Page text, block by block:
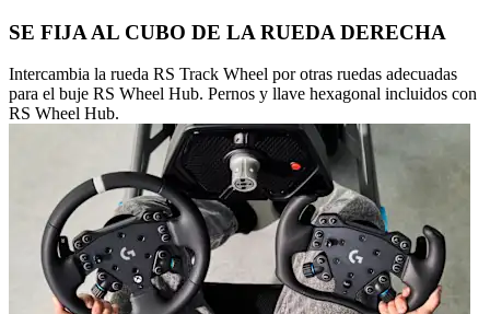
SE FIJA AL CUBO DE LA RUEDA DERECHA
Intercambia la rueda RS Track Wheel por otras ruedas adecuadas
para el buje RS Wheel Hub. Pernos y llave hexagonal incluidos con
RS Wheel Hub.